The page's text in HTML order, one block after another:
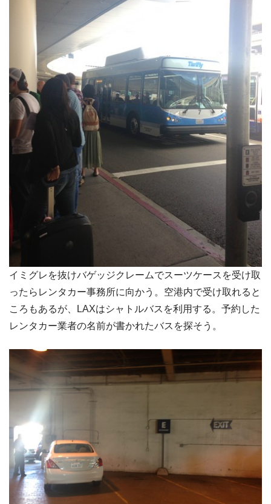
イミグレを抜けバゲッジクレームでスーツケースを受け取
ったらレンタカー事務所に向かう。空港内で受け取れると
ころもあるが、LAXはシャトルバスを利用する。予約した
レンタカー業者の名前が書かれたバスを探そう。